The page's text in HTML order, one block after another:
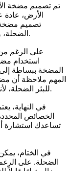
تم تصميم مضخة
تصميم مضخة
الضحلة، والتي عادة ما تكون على عمق أقل من 25 قدمًا.
على الرغم
استخدام
المضخة ببساطة
المهم ملاحظة أن
للبئر الضحلة، لأنها مصممة للتعامل مع مستويات المياه العميقة.
في النهاية،
الخصائص
تساعدك استشارة
في الختام،
الضحلة. على الرغم